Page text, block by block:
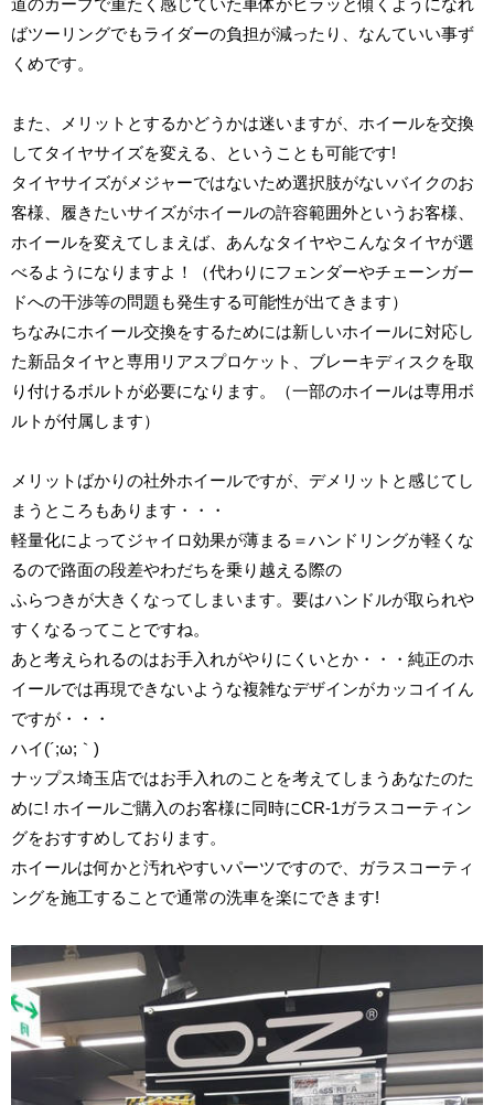
道のカーブで重たく感じていた車体がヒラッと傾くようになれ
ばツーリングでもライダーの負担が減ったり、なんていい事ず
くめです。
また、メリットとするかどうかは迷いますが、ホイールを交換
してタイヤサイズを変える、ということも可能です!
タイヤサイズがメジャーではないため選択肢がないバイクのお
客様、履きたいサイズがホイールの許容範囲外というお客様、
ホイールを変えてしまえば、あんなタイヤやこんなタイヤが選
べるようになりますよ！（代わりにフェンダーやチェーンガー
ドへの干渉等の問題も発生する可能性が出てきます）
ちなみにホイール交換をするためには新しいホイールに対応し
た新品タイヤと専用リアスプロケット、ブレーキディスクを取
り付けるボルトが必要になります。（一部のホイールは専用ボ
ルトが付属します）
メリットばかりの社外ホイールですが、デメリットと感じてし
まうところもあります・・・
軽量化によってジャイロ効果が薄まる＝ハンドリングが軽くな
るので路面の段差やわだちを乗り越える際の
ふらつきが大きくなってしまいます。要はハンドルが取られや
すくなるってことですね。
あと考えられるのはお手入れがやりにくいとか・・・純正のホ
イールでは再現できないような複雑なデザインがカッコイイん
ですが・・・
ハイ(´;ω;｀)
ナップス埼玉店ではお手入れのことを考えてしまうあなたのた
めに! ホイールご購入のお客様に同時にCR-1ガラスコーティン
グをおすすめしております。
ホイールは何かと汚れやすいパーツですので、ガラスコーティ
ングを施工することで通常の洗車を楽にできます!